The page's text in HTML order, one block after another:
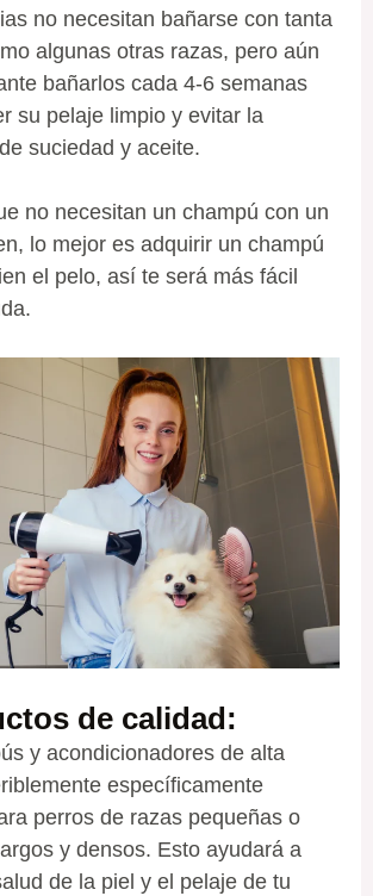
no necesitan bañarse con tanta
algunas otras razas, pero aún
bañarlos cada 4-6 semanas
su pelaje limpio y evitar la
suciedad y aceite.
no necesitan un champú con un
lo mejor es adquirir un champú
el pelo, así te será más fácil
de calidad:
y acondicionadores de alta
específicamente
perros de razas pequeñas o
y densos. Esto ayudará a
de la piel y el pelaje de tu